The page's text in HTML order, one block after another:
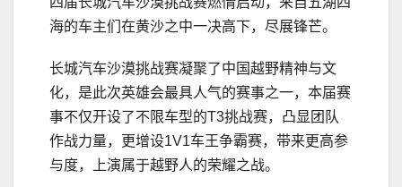
海的车主们在黄沙之中一决高下，尽展锋芒。
长城汽车沙漠挑战赛凝聚了中国越野精神与文
化，是此次英雄会最具人气的赛事之一，本届赛
事不仅开设了不限车型的T3挑战赛，凸显团队
作战力量，更增设1V1车王争霸赛，带来更高参
与度，上演属于越野人的荣耀之战。